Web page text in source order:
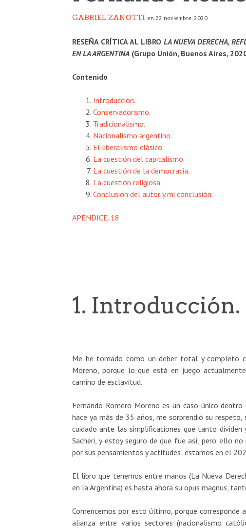
GABRIEL ZANOTTI en 22 noviembre, 2020
RESEÑA CRÍTICA AL LIBRO LA NUEVA DERECHA,
EN LA ARGENTINA (Grupo Unión, Buenos Aires,
Contenido
Introducción.
Conservadorismo.
Tradicionalismo.
Nacionalismo argentino.
El liberalismo clásico.
La cuestión del capitalismo.
La cuestión de la democracia.
La cuestión religiosa.
Conclusión del autor y mi conclusión.
APÉNDICE. 18
1. Introducción.
Me he tomado como un deber total y completo
Moreno, porque lo que está en juego
camino de esclavitud.
Fernando Romero Moreno es un caso único
hace ya más de 35 años, me sorprendió su
cuidado ante las simplificaciones que tanto dividen
Sacheri, y estoy seguro de que fue así, pero ello
por sus pensamientos y actitudes: estamos en el
El libro que tenemos entre manos (La Nueva
en la Argentina) es hasta ahora su opus magnus,
Comencemos por esto último, porque
alianza entre varios sectores (nacionalismo